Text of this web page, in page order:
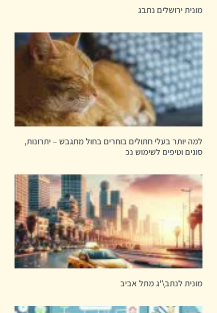
מונית ירושלים נתבג
למה יותר בעלי חתולים בוחרים בחול מתגבש – יתרונות,
סוגים וטיפים לשימוש נכ
מונית לנתב\'ג מתל אביב